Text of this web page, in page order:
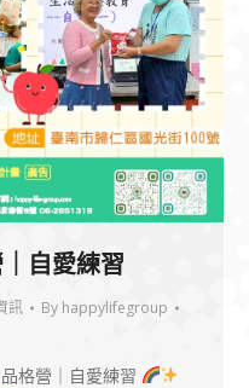
｜自愛練習
訊 By happylifegroup
品格營｜自愛練習